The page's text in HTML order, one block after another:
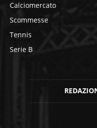
Calciomercato
Scommesse
Tennis
Serie B